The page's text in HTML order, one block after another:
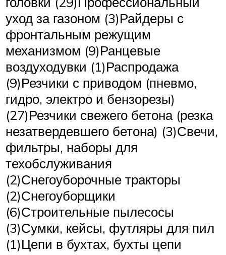
уход за газоном (3)Райдеры с
фронтальным режущим
механизмом (9)Ранцевые
воздуходувки (1)Распродажа
(9)Резчики с приводом (пневмо,
гидро, электро и бензорезы)
(27)Резчики свежего бетона (резка
незатвердевшего бетона) (3)Свечи,
фильтры, наборы для
техобслуживания
(2)Снегоуборочные тракторы
(2)Снегоуборщики
(6)Строительные пылесосы
(3)Сумки, кейсы, футляры для пил
(1)Цепи в бухтах, бухты цепи